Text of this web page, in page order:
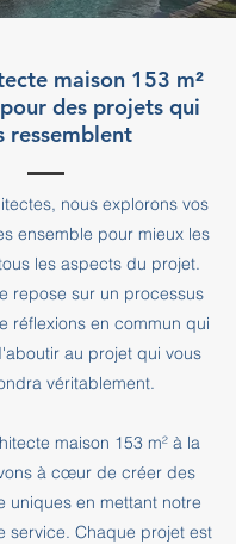
maison 153 m²
des projets qui
ressemblent
nous explorons vos
ensemble pour mieux les
les aspects du projet.
repose sur un processus
réflexions en commun qui
au projet qui vous
véritablement.
maison 153 m² à la
à cœur de créer des
uniques en mettant notre
service. Chaque projet est